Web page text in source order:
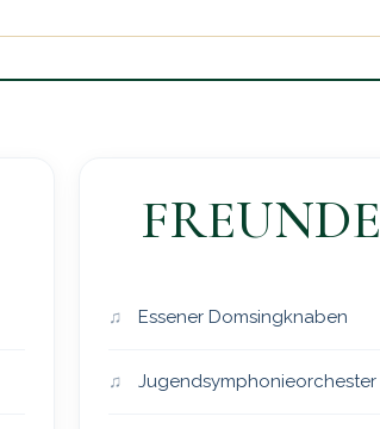
FREUNDE
Essener Domsingknaben
Jugendsymphonieorchester